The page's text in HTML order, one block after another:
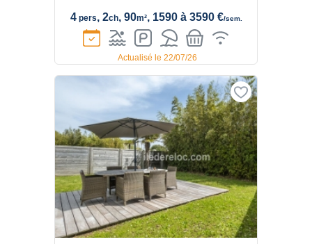
4pers, 2ch, 90m², 1590 à 3590 €/sem.
Actualisé le 22/07/26